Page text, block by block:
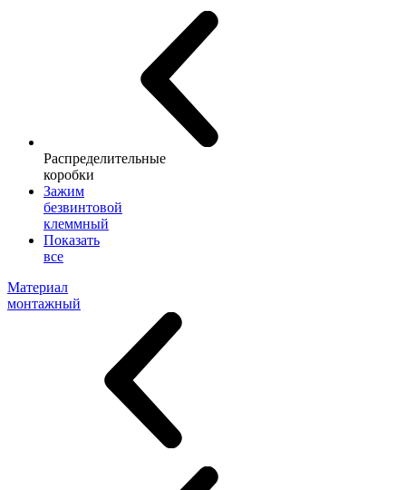
Распределительные
коробки
Зажим
безвинтовой
клеммный
Показать
все
Материал
монтажный